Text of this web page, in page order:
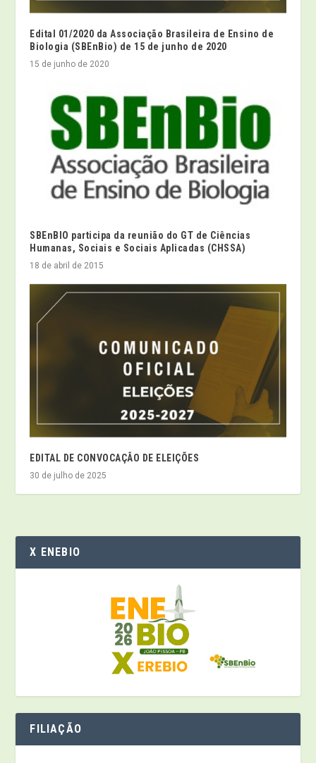
Edital 01/2020 da Associação Brasileira de Ensino de
Biologia (SBEnBio) de 15 de junho de 2020
15 de junho de 2020
SBEnBIO participa da reunião do GT de Ciências
Humanas, Sociais e Sociais Aplicadas (CHSSA)
18 de abril de 2015
EDITAL DE CONVOCAÇÃO DE ELEIÇÕES
30 de julho de 2025
X ENEBIO
FILIAÇÃO